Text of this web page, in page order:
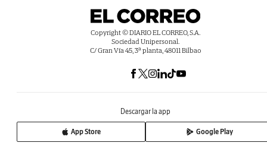
Copyright © DIARIO EL CORREO, S.A.
Sociedad Unipersonal.
C/ Gran Vía 45, 3ª planta, 48011 Bilbao
Descargar la app
App Store Google Play